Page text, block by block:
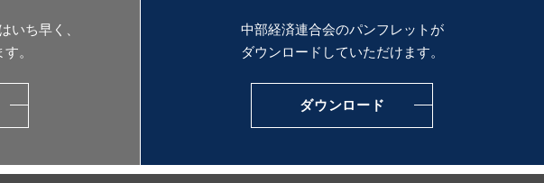
いち早く、
。
中部経済連合会のパンフレットが
ダウンロードしていただけます。
ダウンロード